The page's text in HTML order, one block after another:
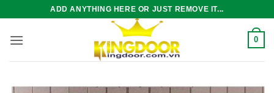
nội
ADD ANYTHING HERE OR JUST REMOVE IT...
0